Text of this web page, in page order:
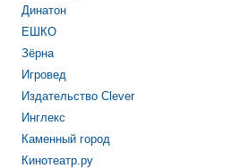
Динатон
ЕШКО
Зёрна
Игровед
Издательство Clever
Инглекс
Каменный город
Кинотеатр.ру